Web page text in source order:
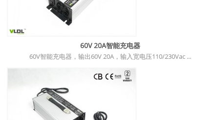
60V 20A智能充电器
60V智能充电器，输出60V 20A，输入宽电压110/230Vac ...